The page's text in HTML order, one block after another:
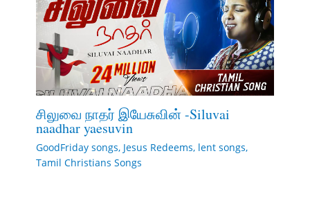
சிலுவை நாதர் இயேசுவின் -Siluvai
naadhar yaesuvin
GoodFriday songs, Jesus Redeems, lent songs,
Tamil Christians Songs